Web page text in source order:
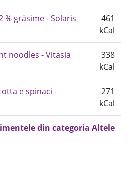
% grăsime - Solaris
461
kCal
noodles - Vitasia
338
kCal
e spinaci -
271
kCal
din categoria Altele